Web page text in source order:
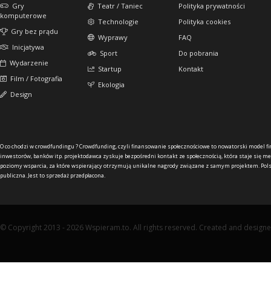
Gry
komputerowe
Gry bez prądu
Inicjatywa
Wydarzenie
Film / Fotografia
Design
Teatr / Taniec
Technologie
Wyprawy
Sport
Startup
Ekologia
Polityka prywatności
Polityka cookies
FAQ
Do pobrania
Kontakt
O co chodzi w crowdfundingu ?Crowdfunding, czyli finansowanie społecznościowe to nowatorski model
inwestorów, banków itp. projektodawca zyskuje bezpośredni kontakt ze społecznością, która staje się
poziomy wsparcia, za które wspierający otrzymują unikalne nagrody związane z samym projektem.
publiczna. Jest to sprzedaż przedpłacona.
© Copyright 2013 - 2026 Wspieram.to. All rights reserved. Created and